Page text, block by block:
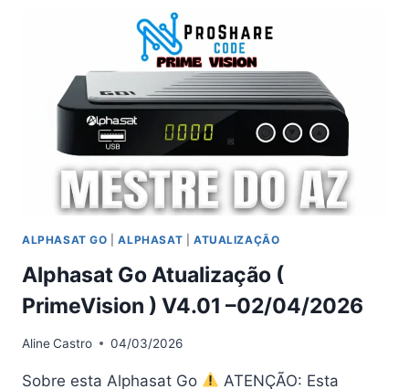
ATUALIZAÇÃO
PRIMEVISION
)
V5.0.2
–
02/04/2026
ALPHASAT GO |ALPHASAT ATUALIZAÇÃO
Alphasat Go Atualização (
PrimeVision ) V4.01 –02/04/2026
AlineCastro 04/03/2026
Sobre esta Alphasat Go ATENÇÃO: Esta